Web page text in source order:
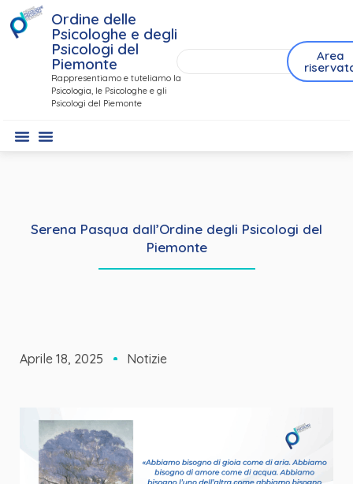
Ordine delle
Psicologhe e degli
Psicologi del
Piemonte
Rappresentiamo e tuteliamo la
Psicologia, le Psicologhe e gli
Psicologi del Piemonte
Area
Serena Pasqua dall’Ordine degli Psicologi del
Piemonte
Aprile 18, 2025 Notizie